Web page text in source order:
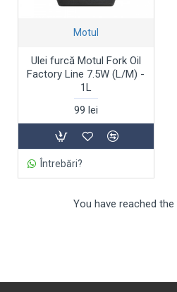
Motul
Ulei furcă Motul Fork Oil
Factory Line 7.5W (L/M) -
1L
99 lei
Întrebări?
You have reached